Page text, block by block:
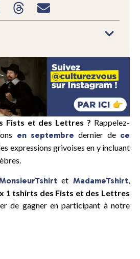
Fists et des Lettres ? Rappelez-
en septembre dernier de ce
expressions grivoises en y incluant
etMadameTshirt
1 tshirts des Fists et des Lettres
de gagner en participant à notre